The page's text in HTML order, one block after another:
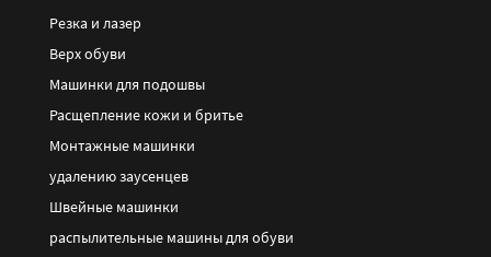
Резка и лазер
Верх обуви
Машинки для подошвы
Расщепление кожи и бритье
Монтажные машинки
удалению заусенцев
Швейные машинки
распылительные машины для обуви